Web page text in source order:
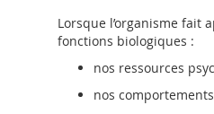
Lorsque l’organisme fait
fonctions biologiques :
nos ressources
nos